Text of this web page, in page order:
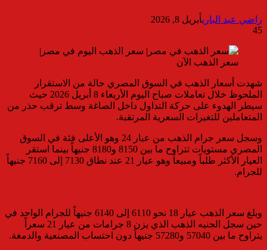
راضي عبد الباريأبريل 8, 2026
45
شهدت أسعار الذهب في السوق المصري حالة من الاستقرار
الملحوظ خلال تعاملات صباح اليوم الأربعاء 8 أبريل 2026 حيث
سيطر الهدوء على حركة التداول داخل الصاغة وسط ترقب حذر من
المتعاملين للتغيرات السعرية المرتقبة.
وسجل سعر جرام الذهب من عيار 24 وهو الأعلى فئة في السوق
المصري مستويات تتراوح ما بين 8150 و8180 جنيهاً بينما استقر
العيار الأكثر طلباً ومبيعاً وهو عيار 21 عند نطاق 7130 إلى 7160 جنيهاً
للجرام.
وبلغ سعر الذهب عيار 18 نحو 6110 إلى 6140 جنيهاً للجرام الواحد في
حين سجل الجنيه الذهب الذي يزن 8 جرامات من عيار 21 سعراً
يتراوح ما بين 57040 و57280 جنيهاً دون احتساب المصنعية والدمغة.